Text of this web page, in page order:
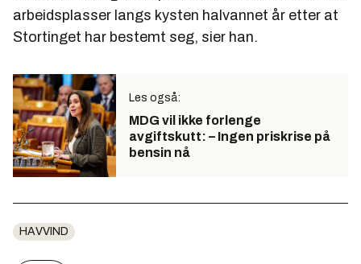
arbeidsplasser langs kysten halvannet år etter at
Stortinget har bestemt seg, sier han.
Les også:
MDG vil ikke forlenge
avgiftskutt: – Ingen priskrise på
bensin nå
HAVVIND